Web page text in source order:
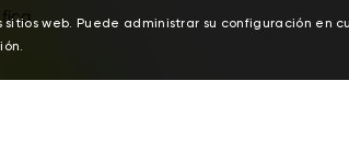
web. Puede administrar su configuración en